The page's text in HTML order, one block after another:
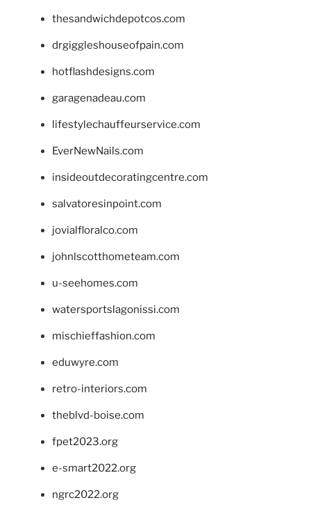
thesandwichdepotcos.com
drgiggleshouseofpain.com
hotflashdesigns.com
garagenadeau.com
lifestylechauffeurservice.com
EverNewNails.com
insideoutdecoratingcentre.com
salvatoresinpoint.com
jovialfloralco.com
johnlscotthometeam.com
u-seehomes.com
watersportslagonissi.com
mischieffashion.com
eduwyre.com
retro-interiors.com
theblvd-boise.com
fpet2023.org
e-smart2022.org
ngrc2022.org